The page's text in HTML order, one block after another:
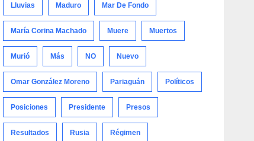
Lluvias Maduro Mar De Fondo
María Corina Machado Muere Muertos
Murió Más NO Nuevo
Omar González Moreno Pariaguán Políticos
Posiciones Presidente Presos
Resultados Rusia Régimen